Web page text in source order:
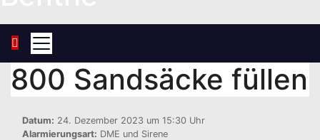
800 Sandsäcke füllen
Datum: 24. Dezember 2023 um 15:30 Uhr
Alarmierungsart: DME und Sirene